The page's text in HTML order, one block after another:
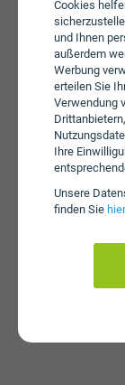
Cookies
und Ihnen
außerdem
Werbung
erteilen Sie
Verwendung
Ihre
Unsere
finden Sie hier
Die SIM-
kostenlos